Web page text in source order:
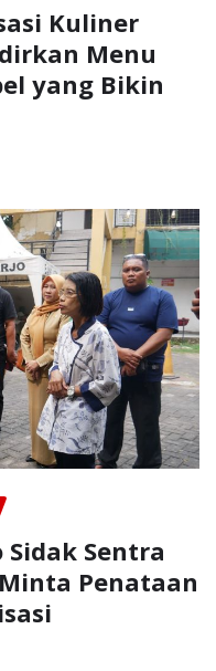
Kuliner
Menu
yang Bikin
Sentra
Penataan